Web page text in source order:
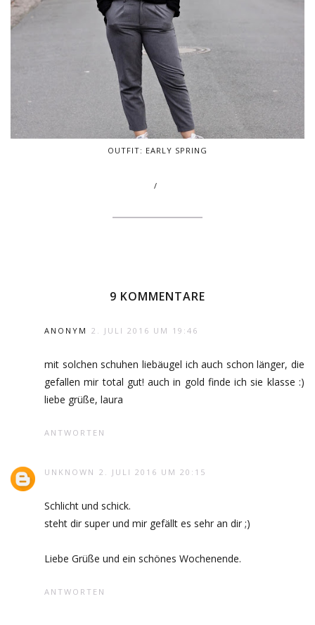
OUTFIT: EARLY SPRING
/
9 KOMMENTARE
ANONYM 2. JULI 2016 UM 19:46
mit solchen schuhen liebäugel ich auch schon länger, die
gefallen mir total gut! auch in gold finde ich sie klasse :)
liebe grüße, laura
ANTWORTEN
UNKNOWN 2. JULI 2016 UM 20:15
Schlicht und schick.
steht dir super und mir gefällt es sehr an dir ;)
Liebe Grüße und ein schönes Wochenende.
ANTWORTEN